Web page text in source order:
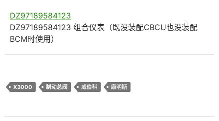
DZ97189584123
DZ97189584123 组合仪表（既没装配CBCU也没装配
BCM时使用）
X3000 制动总阀 威伯科 康明斯